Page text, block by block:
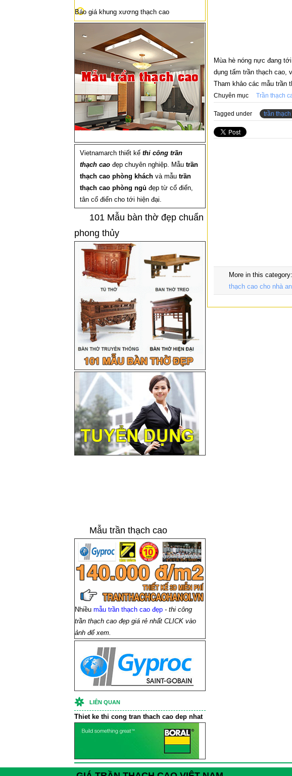
Báo giá khung xương thạch cao
Vietnamarch thiết kế thi công trần
thạch cao đẹp chuyên nghiệp. Mẫu trần
thạch cao phòng khách và mẫu trần
thạch cao phòng ngủ đẹp từ cổ điển,
tân cổ điển cho tới hiện đại.
101 Mẫu bàn thờ đẹp chuẩn
phong thủy
Mẫu trần thạch cao
Nhiều mẫu trần thạch cao đẹp - thi công
trần thạch cao đẹp giá rẻ nhất CLICK vào
ảnh để xem.
LIÊN QUAN
Thiet ke thi cong tran thach cao dep nhat
Mùa hè nóng nực đang
dụng tấm trần thạch cao,
Tham khảo các mẫu trần
Chuyên mục Trần thạch
Tagged under trần
More in this category:
thạch cao cho nhà